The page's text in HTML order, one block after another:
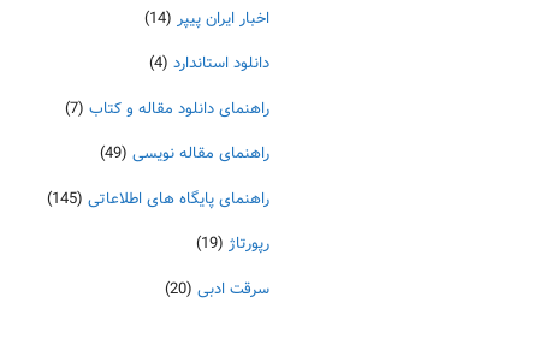
اخبار ایران پیپر (14)
دانلود استاندارد (4)
راهنمای دانلود مقاله و کتاب (7)
راهنمای مقاله نویسی (49)
راهنمای پایگاه های اطلاعاتی (145)
رپورتاژ (19)
سرقت ادبی (20)